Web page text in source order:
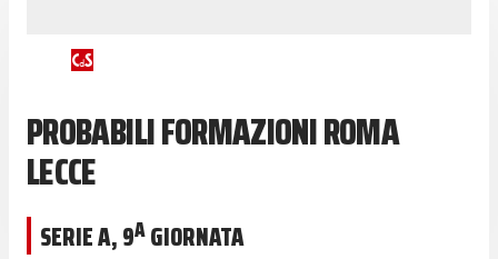
PROBABILI FORMAZIONI ROMA
LECCE
SERIE A,9AGIORNATA